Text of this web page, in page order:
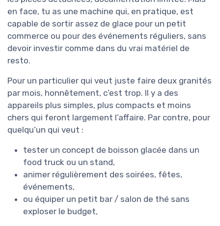
en face, tu as une machine qui, en pratique, est
capable de sortir assez de glace pour un petit
commerce ou pour des événements réguliers, sans
devoir investir comme dans du vrai matériel de
resto.
Pour un particulier qui veut juste faire deux granités
par mois, honnêtement, c’est trop. Il y a des
appareils plus simples, plus compacts et moins
chers qui feront largement l’affaire. Par contre, pour
quelqu’un qui veut :
tester un concept de boisson glacée dans un
food truck ou un stand,
animer régulièrement des soirées, fêtes,
événements,
ou équiper un petit bar / salon de thé sans
exploser le budget,